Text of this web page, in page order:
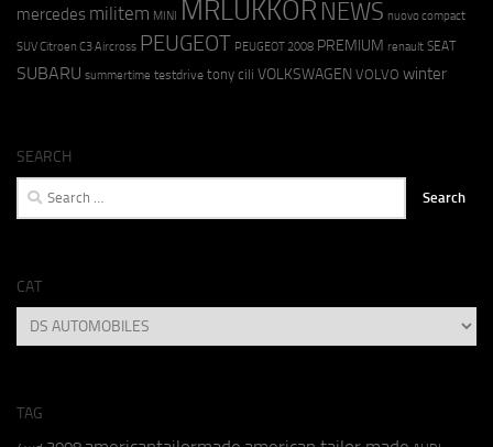
mercedes militem MINI MRLUKKOR NEWS nuovo compact
SUV Citroen C3 Aircross PEUGEOT PEUGEOT 2008 PREMIUM renault SEAT
SUBARU summertime testdrive tony cili VOLKSWAGEN VOLVO winter
SEARCH
Search
for:
CAT
CAT
TAG